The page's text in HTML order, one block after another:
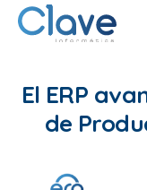
El ERP
de